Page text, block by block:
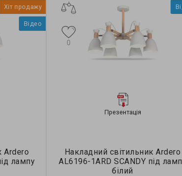
Хіт продажу
Відео
Ardero
лампу
Презентація
Накладний світильник Ardero
AL6196-1ARD SCANDY під
білий
0